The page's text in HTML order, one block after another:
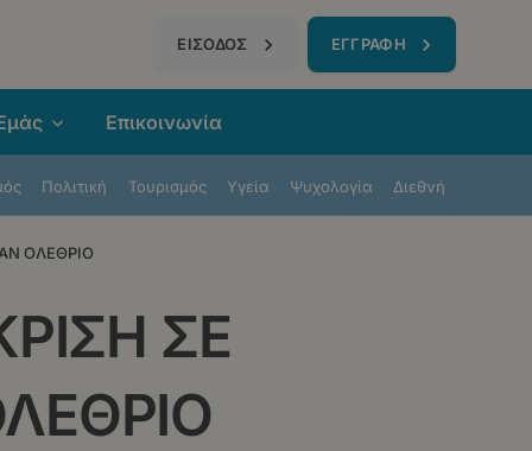
ΕΙΣΟΔΟΣ ΕΓΓΡΑΦΗ
Πολιτική Τουρισμός Υγεία Ψυχολογία Διεθνή
Επικοινωνία
ΟΛΕΘΡΙΟ
ΣΕ